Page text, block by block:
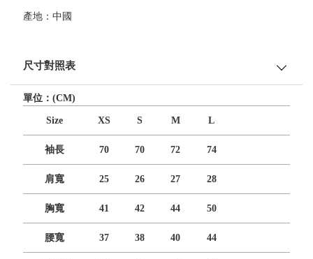
產地：中國
尺寸對照表
單位：(CM)
Size XS S M L
袖長 70 70 72 74
肩寬 25 26 27 28
胸寬 41 42 44 50
腰寬 37 38 40 44